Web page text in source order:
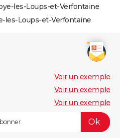
les-Loups-et-Verfontaine
les-Loups-et-Verfontaine
Voir un exemple
Voir un exemple
Voir un exemple